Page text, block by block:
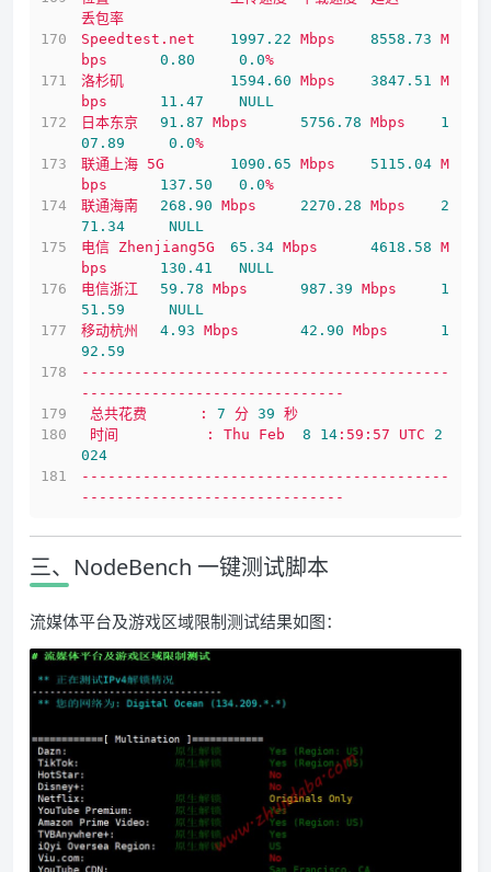
丢包率
Speedtest.net
1997.22 Mbps 8558.73 M
bps
0.80 0.0%
洛杉矶
1594.60 Mbps 3847.51 M
bps
11.47
NULL
日本东京
91.87 Mbps 5756.78 Mbps
1
07.89
0.0%
联通上海 5G 1090.65 Mbps 5115.04 M
bps
137.50 0.0%
联通海南
268.90 Mbps 2270.28 Mbps
2
71.34
NULL
电信 Zhenjiang5G 65.34 Mbps 4618.58 M
bps
130.41
NULL
电信浙江
59.78 Mbps 987.39 Mbps
1
51.59
NULL
移动杭州
4.93 Mbps 42.90 Mbps
1
92.59
------------------------------------------
------------------------------
总共花费
: 7 分 39 秒
时间
: Thu Feb 8 14 :59:57 UTC
2
024
------------------------------------------
------------------------------
三、NodeBench 一键测试脚本
流媒体平台及游戏区域限制测试结果如图：